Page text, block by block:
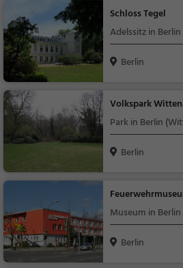
Schloss Tegel
Adelssitz in Berlin
Berlin
Volkspark
Park in Berlin
Berlin
Museum in Berlin
Berlin